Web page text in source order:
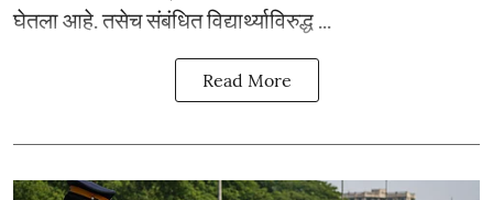
घेतला आहे. तसेच संबंधित विद्यार्थ्याविरुद्ध ...
Read More